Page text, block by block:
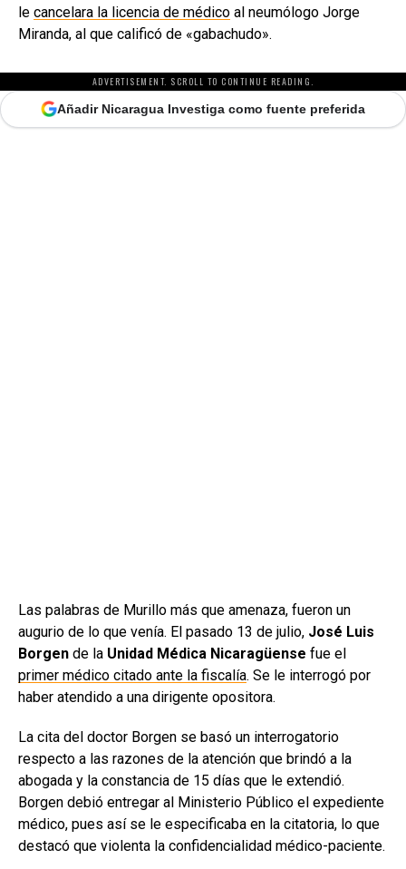
le cancelara la licencia de médico al neumólogo Jorge
Miranda, al que calificó de «gabachudo».
ADVERTISEMENT. SCROLL TO CONTINUE READING.
Añadir Nicaragua Investiga como fuente preferida
Las palabras de Murillo más que amenaza, fueron un
augurio de lo que venía. El pasado 13 de julio, José Luis
Borgen de la Unidad Médica Nicaragüense fue el
primer médico citado ante la fiscalía. Se le interrogó por
haber atendido a una dirigente opositora.
La cita del doctor Borgen se basó un interrogatorio
respecto a las razones de la atención que brindó a la
abogada y la constancia de 15 días que le extendió.
Borgen debió entregar al Ministerio Público el expediente
médico, pues así se le especificaba en la citatoria, lo que
destacó que violenta la confidencialidad médico-paciente.